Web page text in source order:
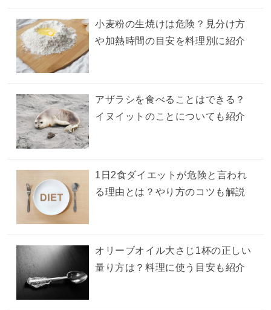
小麦粉の生焼けは危険？見分け方
や加熱時間の目安を料理別に紹介
アザラシを食べることはできる？
イヌイットのことについても紹介
1日2食ダイエットが危険と言われ
る理由とは？やり方のコツも解説
オリーブオイル大さじ1杯の正しい
量り方は？料理に使う目安も紹介